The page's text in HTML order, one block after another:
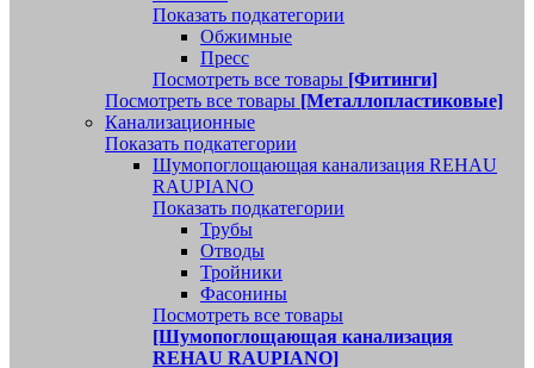
Показать подкатегории
Обжимные
Пресс
Посмотреть все товары [Фитинги]
Посмотреть все товары [Металлопластиковые]
Канализационные
Показать подкатегории
Шумопоглощающая канализация REHAU
RAUPIANO
Показать подкатегории
Трубы
Отводы
Тройники
Фасонины
Посмотреть все товары
[Шумопоглощающая канализация
REHAU RAUPIANO]